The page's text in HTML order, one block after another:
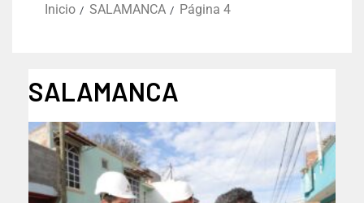
Inicio SALAMANCA Página 4
SALAMANCA